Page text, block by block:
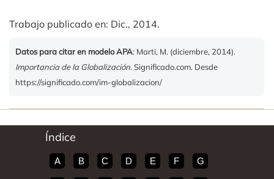
Trabajo publicado en: Dic., 2014.
Datos para citar en modelo APA: Marti, M. (diciembre, 2014).
Importancia de la Globalización. Significado.com. Desde
https://significado.com/im-globalizacion/
Índice
A B C D E F G